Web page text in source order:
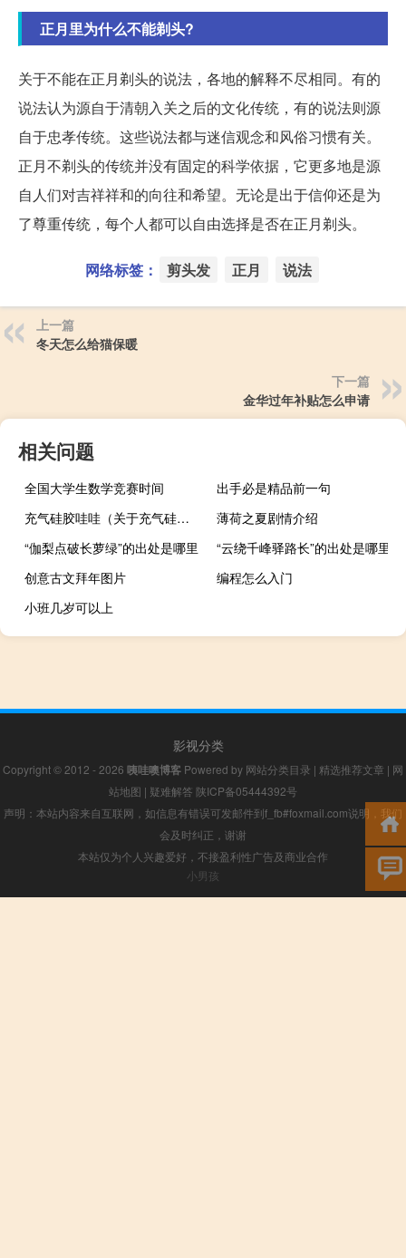
正月里为什么不能剃头?
关于不能在正月剃头的说法，各地的解释不尽相同。有的
说法认为源自于清朝入关之后的文化传统，有的说法则源
自于忠孝传统。这些说法都与迷信观念和风俗习惯有关。
正月不剃头的传统并没有固定的科学依据，它更多地是源
自人们对吉祥祥和的向往和希望。无论是出于信仰还是为
了尊重传统，每个人都可以自由选择是否在正月剃头。
网络标签： 剪头发 正月 说法
上一篇
冬天怎么给猫保暖
下一篇
金华过年补贴怎么申请
相关问题
全国大学生数学竞赛时间
出手必是精品前一句
充气硅胶哇哇（关于充气硅胶哇哇的介绍）
薄荷之夏剧情介绍
“伽梨点破长萝绿”的出处是哪里
“云绕千峰驿路长”的出处是哪里
创意古文拜年图片
编程怎么入门
小班几岁可以上
影视分类
Copyright © 2012 - 2026 咦哇噢博客 Powered by 网站分类目录 | 精选推荐文章 | 网
站地图 | 疑难解答 陕ICP备05444392号
声明：本站内容来自互联网，如信息有错误可发邮件到f_fb#foxmail.com说明，我们
会及时纠正，谢谢
本站仅为个人兴趣爱好，不接盈利性广告及商业合作
小男孩